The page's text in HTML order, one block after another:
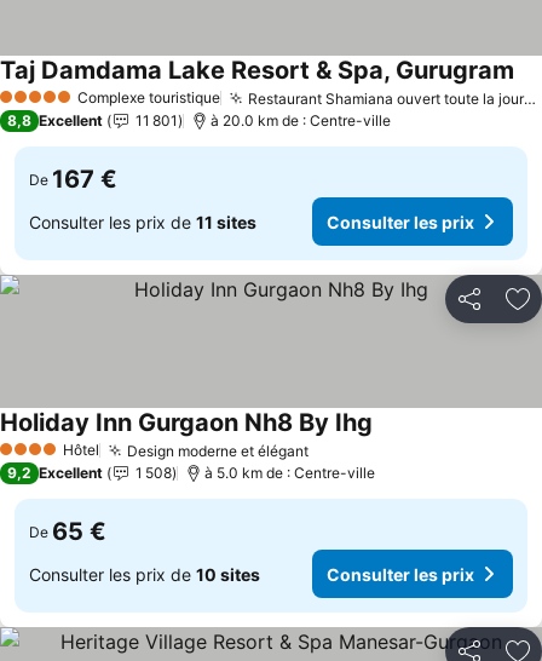
5 Étoiles Complexe touristique Restaurant Shamiana ouvert toute la journée
Taj Damdama Lake Resort & Spa, Gurugram
8,8 Excellent 11 801 à 20.0 km de : Centre-ville
De 167 €
Consulter les prix de 11 sites Consulter les prix
Partager
4 Étoiles Hôtel Design moderne et élégant
Holiday Inn Gurgaon Nh8 By Ihg
9,2 Excellent 1 508 à 5.0 km de : Centre-ville
De 65 €
Consulter les prix de 10 sites Consulter les prix